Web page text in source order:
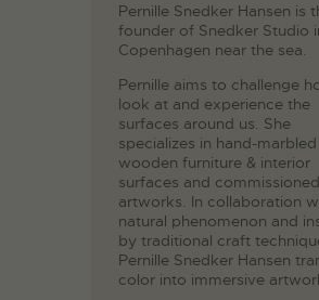
Pernille Snedker Hansen is
founder of Snedker Studio
Copenhagen near the sea.
Pernille aims to challenge
look at and experience the
surfaces around us. She
specializes in hand-marbled
wooden furniture & interior
surfaces and commissioned
artworks. In collaboration
natural phenomenon and
by traditional craft
Pernille Snedker Hansen
color into immersive